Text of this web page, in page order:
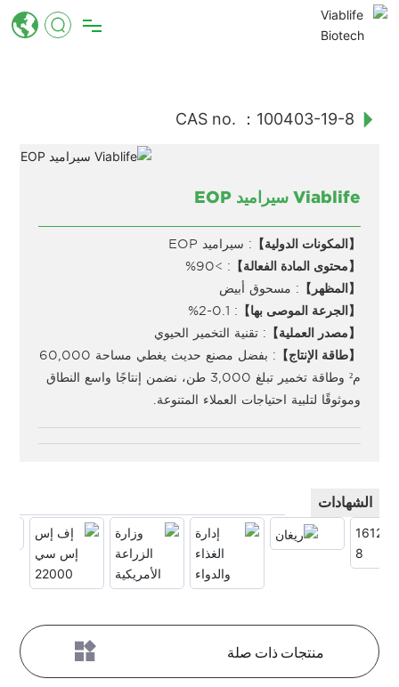
Viablife سيراميد EOP
【المكونات الدولية】 : سيراميد EOP
【محتوى المادة الفعالة】 : >90%
【المظهر】 : مسحوق أبيض
【الجرعة الموصى بها】 : 0.1-2%
【مصدر العملية】 : تقنية التخمير الحيوي
【طاقة الإنتاج】
: بفضل مصنع حديث يغطي مساحة 60,000
م² وطاقة تخمير تبلغ 3,000 طن، نضمن إنتاجًا واسع النطاق
وموثوقًا لتلبية احتياجات العملاء المتنوعة.
الشهادات
منتجات ذات صلة